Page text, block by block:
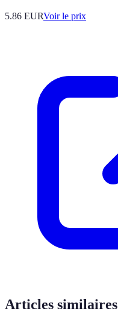
5.86 EURVoir le prix
Articles similaires